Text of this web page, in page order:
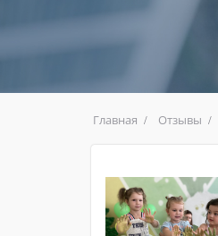
Главная Отзывы